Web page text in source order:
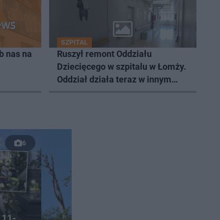
nas na
SZPITAL
Ruszył remont Oddziału
Dziecięcego w szpitalu w Łomży.
Oddział działa teraz w innym
6